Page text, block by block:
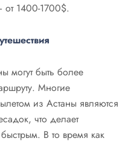
1400-1700$.
могут быть более
Многие
из Астаны являются
что делает
В то время как